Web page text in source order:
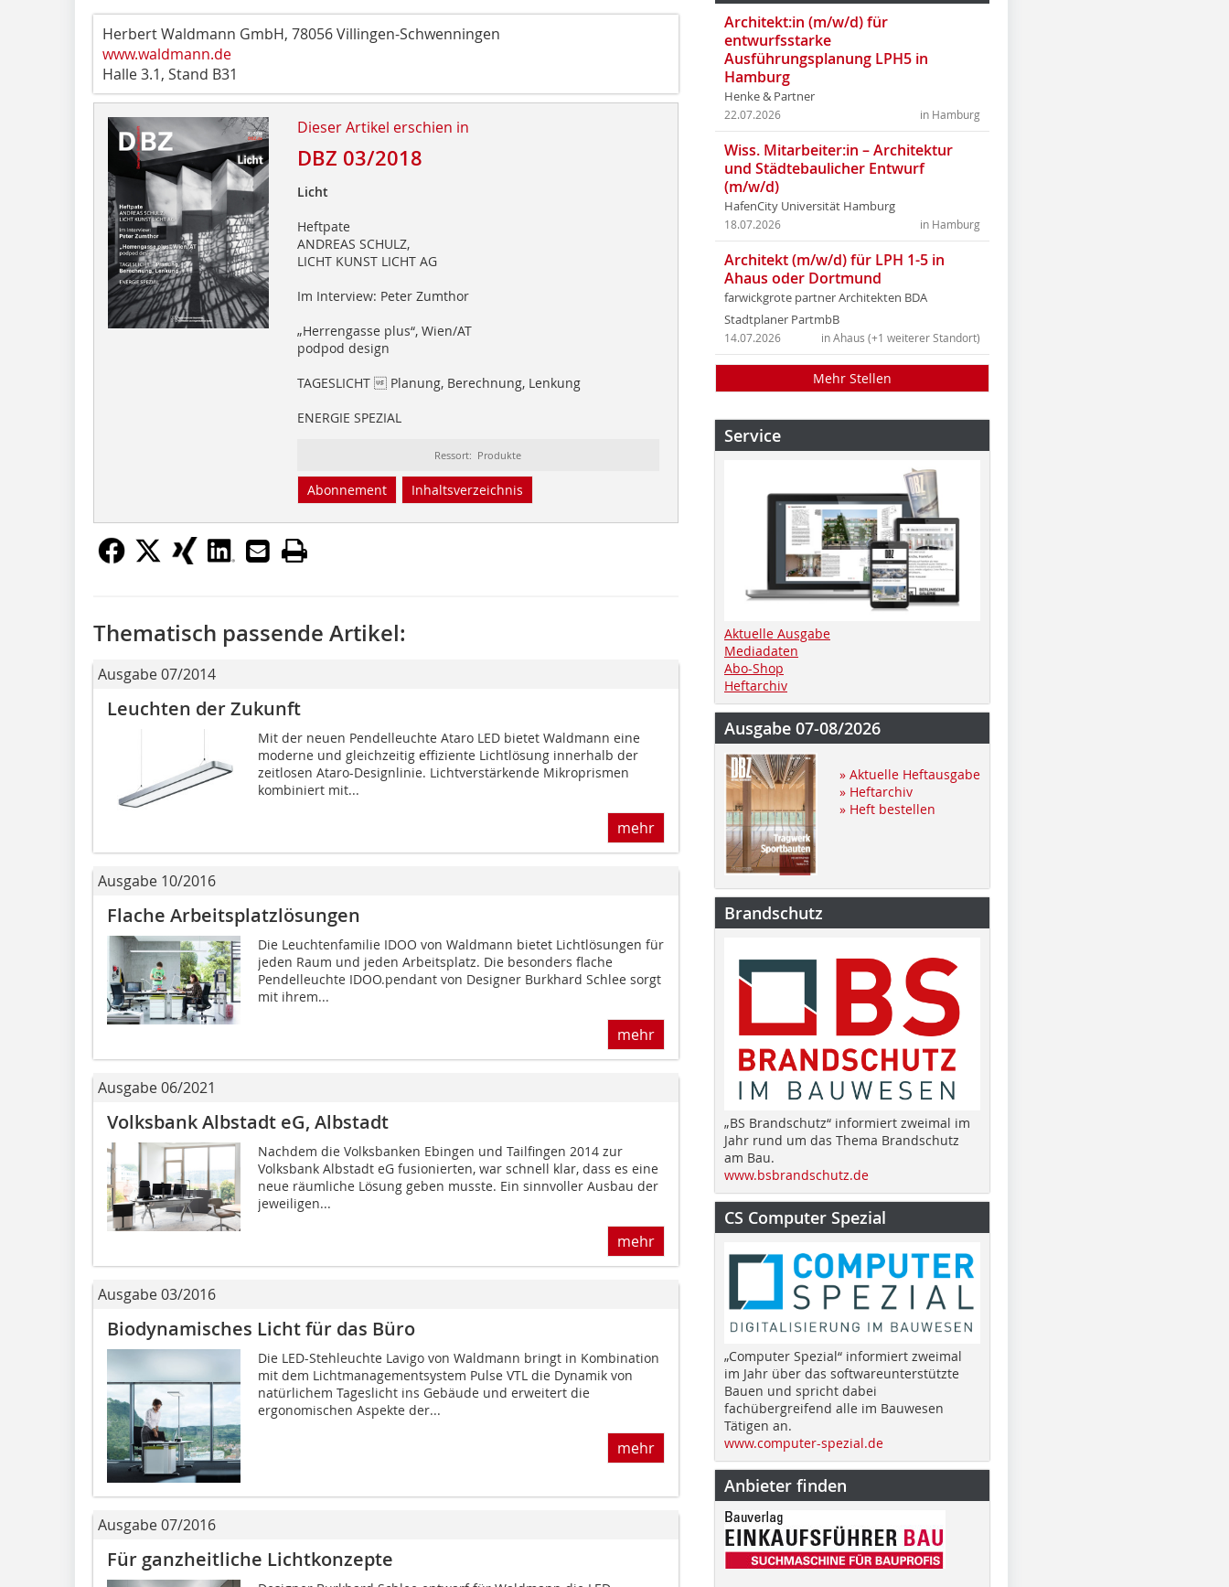
Herbert Waldmann GmbH, 78056 Villingen-Schwenningen
www.waldmann.de
Halle 3.1, Stand B31
Dieser Artikel erschien in
DBZ 03/2018
Licht
Heftpate
ANDREAS SCHULZ,
LICHT KUNST LICHT AG
Im Interview: Peter Zumthor
„Herrengasse plus“, Wien/AT
podpod design
TAGESLICHT  Planung, Berechnung, Lenkung
ENERGIE SPEZIAL
Ressort: Produkte
Abonnement Inhaltsverzeichnis
Thematisch passende Artikel:
Ausgabe 07/2014
Leuchten der Zukunft
Mit der neuen Pendelleuchte Ataro LED bietet Waldmann eine
moderne und gleichzeitig effiziente Lichtlösung innerhalb der
zeitlosen Ataro-Designlinie. Lichtverstärkende Mikroprismen
kombiniert mit...
mehr
Ausgabe 10/2016
Flache Arbeitsplatzlösungen
Die Leuchtenfamilie IDOO von Waldmann bietet Lichtlösungen für
jeden Raum und jeden Arbeitsplatz. Die besonders flache
Pendelleuchte IDOO.pendant von Designer Burkhard Schlee sorgt
mit ihrem...
mehr
Ausgabe 06/2021
Volksbank Albstadt eG, Albstadt
Nachdem die Volksbanken Ebingen und Tailfingen 2014 zur
Volksbank Albstadt eG fusionierten, war schnell klar, dass es eine
neue räumliche Lösung geben musste. Ein sinnvoller Ausbau der
jeweiligen...
mehr
Ausgabe 03/2016
Biodynamisches Licht für das Büro
Die LED-Stehleuchte Lavigo von Waldmann bringt in Kombination
mit dem Lichtmanagementsystem Pulse VTL die Dynamik von
natürlichem Tageslicht ins Gebäude und erweitert die
ergonomischen Aspekte der...
mehr
Ausgabe 07/2016
Für ganzheitliche Lichtkonzepte
Architekt:in (m/w/d) für
entwurfsstarke
Ausführungsplanung LPH5 in
Hamburg
Henke & Partner
in Hamburg
22.07.2026
Wiss. Mitarbeiter:in – Architektur
und Städtebaulicher Entwurf
(m/w/d)
HafenCity Universität Hamburg
in Hamburg
18.07.2026
Architekt (m/w/d) für LPH 1-5 in
Ahaus oder Dortmund
farwickgrote partner Architekten BDA
Stadtplaner PartmbB
in Ahaus (+1 weiterer Standort)
14.07.2026
Mehr Stellen
Service
Aktuelle Ausgabe
Mediadaten
Abo-Shop
Heftarchiv
Ausgabe 07-08/2026
» Aktuelle Heftausgabe
» Heftarchiv
» Heft bestellen
Brandschutz
„BS Brandschutz“ informiert zweimal im
Jahr rund um das Thema Brandschutz
am Bau.
www.bsbrandschutz.de
CS Computer Spezial
„Computer Spezial“ informiert zweimal
im Jahr über das softwareunterstützte
Bauen und spricht dabei
fachübergreifend alle im Bauwesen
Tätigen an.
www.computer-spezial.de
Anbieter finden